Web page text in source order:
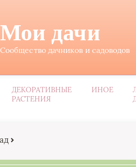
Мои дачи
Сообщество дачников и садоводов
ДЕКОРАТИВНЫЕ
РАСТЕНИЯ
ИНОЕ